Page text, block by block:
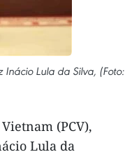
Inácio Lula da Silva, (Foto:
(PCV),
Lula da